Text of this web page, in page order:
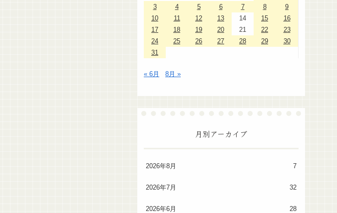
3
4 5 6 7 8
9
10
11 12 13 14 15
16
17
18 19 20 21 22
23
24
25 26 27 28 29
30
31
« 6月 8月 »
月別アーカイブ
2026年8月 7
2026年7月 32
2026年6月 28